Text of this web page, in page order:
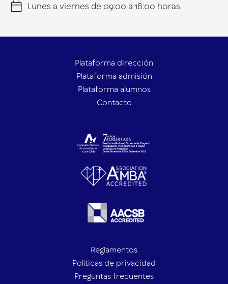
Lunes a viernes de 09:00 a 18:00 horas.
Plataforma dirección
Plataforma admisión
Plataforma alumnos
Contacto
Reglamentos
Políticas de privacidad
Preguntas frecuentes